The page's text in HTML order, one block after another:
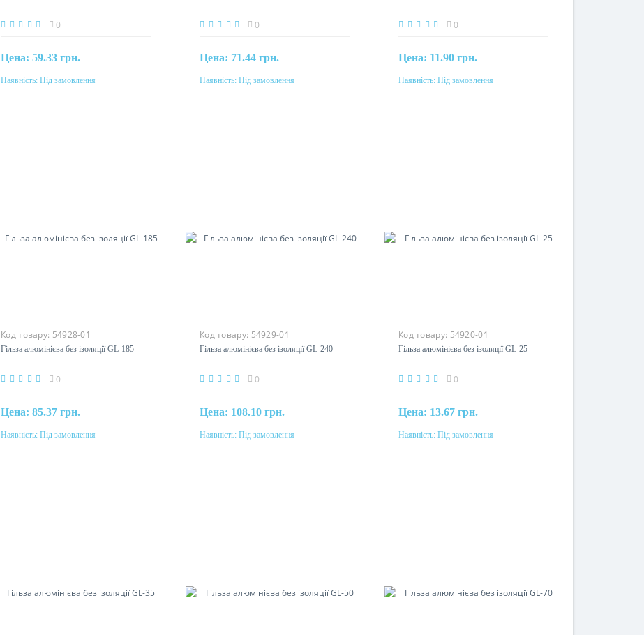
0
Цена: 59.33 грн.
Під замовлення
Наявність: Під замовлення
0
Цена: 71.44 грн.
Під замовлення
Наявність: Під замовлення
0
Цена: 11.90 грн.
Під замовлення
Наявність: Під замовлення
Код товару: 54928-01
Гільза алюмінієва без ізоляції GL-185
0
Цена: 85.37 грн.
Під замовлення
Наявність: Під замовлення
Код товару: 54929-01
Гільза алюмінієва без ізоляції GL-240
0
Цена: 108.10 грн.
Під замовлення
Наявність: Під замовлення
Код товару: 54920-01
Гільза алюмінієва без ізоляції GL-25
0
Цена: 13.67 грн.
Під замовлення
Наявність: Під замовлення